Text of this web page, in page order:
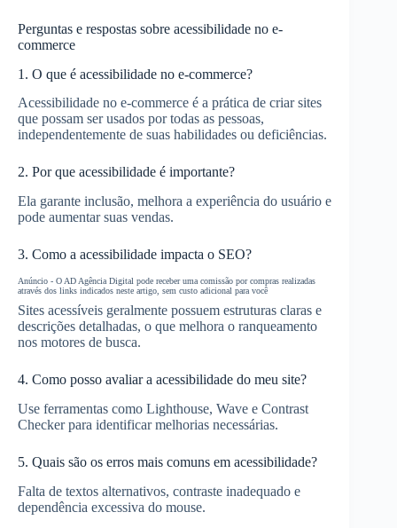
Perguntas e respostas sobre acessibilidade no e-
commerce
1. O que é acessibilidade no e-commerce?
Acessibilidade no e-commerce é a prática de criar sites
que possam ser usados por todas as pessoas,
independentemente de suas habilidades ou deficiências.
2. Por que acessibilidade é importante?
Ela garante inclusão, melhora a experiência do usuário e
pode aumentar suas vendas.
3. Como a acessibilidade impacta o SEO?
Anúncio - O AD Agência Digital pode receber uma comissão por compras realizadas
através dos links indicados neste artigo, sem custo adicional para você
Sites acessíveis geralmente possuem estruturas claras e
descrições detalhadas, o que melhora o ranqueamento
nos motores de busca.
4. Como posso avaliar a acessibilidade do meu site?
Use ferramentas como Lighthouse, Wave e Contrast
Checker para identificar melhorias necessárias.
5. Quais são os erros mais comuns em acessibilidade?
Falta de textos alternativos, contraste inadequado e
dependência excessiva do mouse.